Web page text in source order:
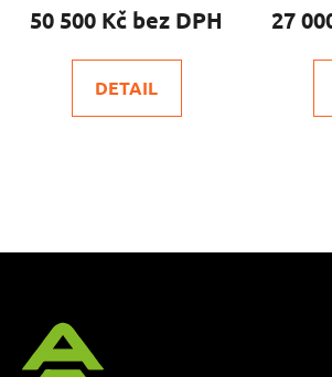
50 500 Kč
DETAIL
27